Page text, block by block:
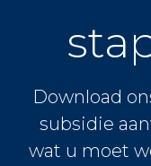
Download
subsidie
wat u moet